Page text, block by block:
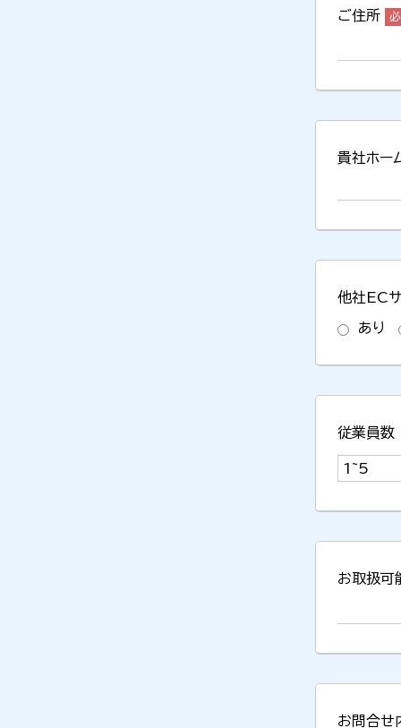
ご住所
貴社ホー
他社EC
あり
従業員数
お取扱可
お問合せ